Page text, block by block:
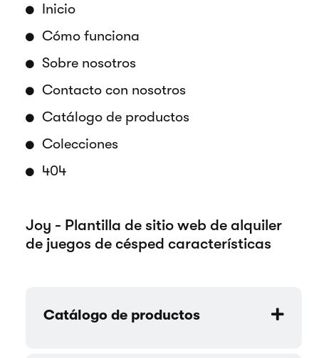
Inicio
Cómo funciona
Sobre nosotros
Contacto con nosotros
Catálogo de productos
Colecciones
404
Joy - Plantilla de sitio web de alquiler
de juegos de césped características
Catálogo de productos